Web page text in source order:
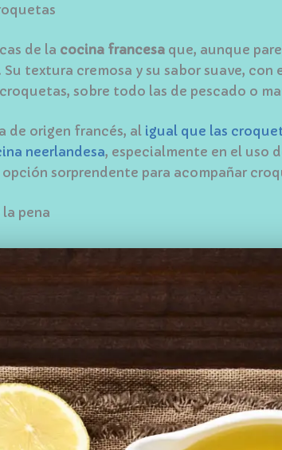
de la cocina francesa que, aunque
textura cremosa y su sabor suave,
sobre todo las de pescado o
de origen francés, al igual que las
neerlandesa, especialmente en el uso
sorprendente para acompañar
pena